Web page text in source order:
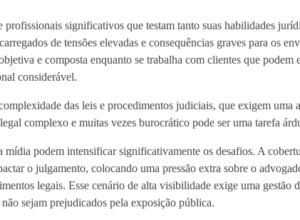
significativos que testam tanto suas habilidades
de tensões elevadas e consequências graves para os
e composta enquanto se trabalha com clientes que podem
considerável.
das leis e procedimentos judiciais, que exigem uma
complexo e muitas vezes burocrático pode ser uma tarefa
podem intensificar significativamente os desafios. A
o julgamento, colocando uma pressão extra sobre o
legais. Esse cenário de alta visibilidade exige uma gestão
sejam prejudicados pela exposição pública.